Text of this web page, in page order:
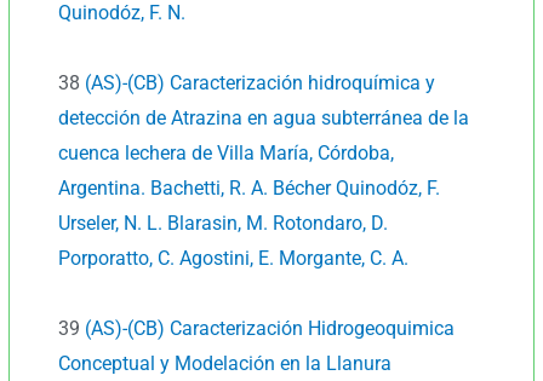
Quinodóz, F. N.
38 (AS)-(CB) Caracterización hidroquímica y
detección de Atrazina en agua subterránea de la
cuenca lechera de Villa María, Córdoba,
Argentina. Bachetti, R. A. Bécher Quinodóz, F.
Urseler, N. L. Blarasin, M. Rotondaro, D.
Porporatto, C. Agostini, E. Morgante, C. A.
39 (AS)-(CB) Caracterización Hidrogeoquimica
Conceptual y Modelación en la Llanura